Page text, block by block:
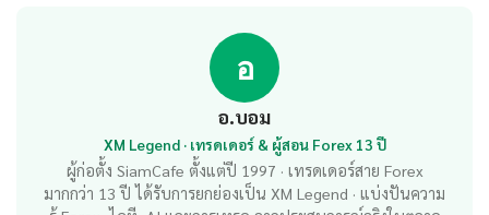
อ
อ.บอม
XM Legend · เทรดเดอร์ & ผู้สอน Forex 13 ปี
ผู้ก่อตั้ง SiamCafe ตั้งแต่ปี 1997 · เทรดเดอร์สาย Forex
มากกว่า 13 ปี ได้รับการยกย่องเป็น XM Legend · แบ่งปันความ